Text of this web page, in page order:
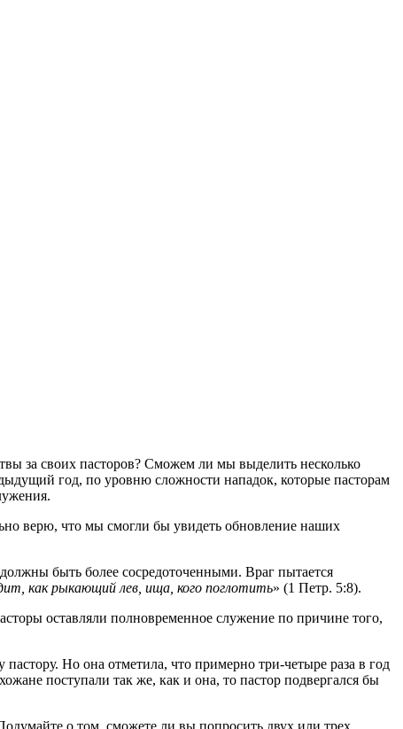
за своих пасторов? Сможем ли мы выделить несколько
год, по уровню сложности нападок, которые пасторам
верю, что мы смогли бы увидеть обновление наших
быть более сосредоточенными. Враг пытается
как рыкающий лев, ища, кого поглотить» (1 Петр. 5:8).
оставляли полновременное служение по причине того,
Но она отметила, что примерно три-четыре раза в год
поступали так же, как и она, то пастор подвергался бы